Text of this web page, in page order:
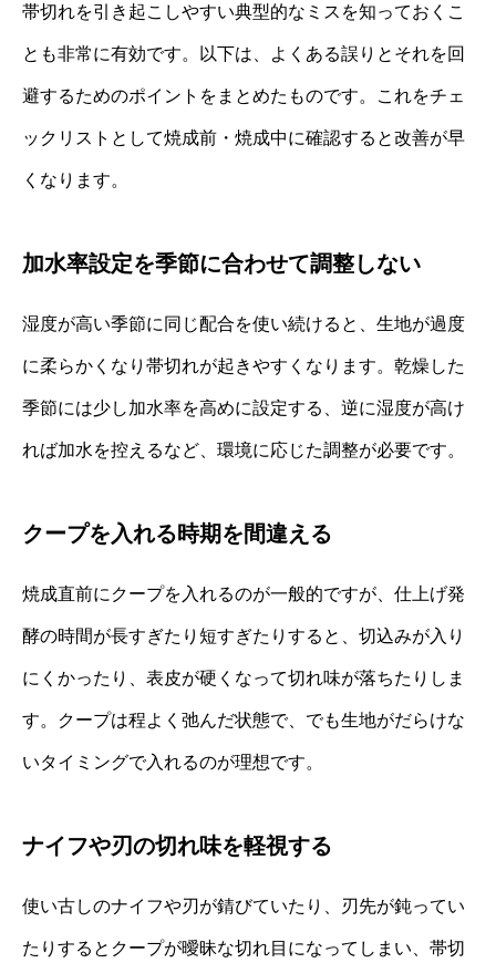
帯切れを引き起こしやすい典型的なミスを知っておくこ
とも非常に有効です。以下は、よくある誤りとそれを回
避するためのポイントをまとめたものです。これをチェ
ックリストとして焼成前・焼成中に確認すると改善が早
くなります。
加水率設定を季節に合わせて調整しない
湿度が高い季節に同じ配合を使い続けると、生地が過度
に柔らかくなり帯切れが起きやすくなります。乾燥した
季節には少し加水率を高めに設定する、逆に湿度が高け
れば加水を控えるなど、環境に応じた調整が必要です。
クープを入れる時期を間違える
焼成直前にクープを入れるのが一般的ですが、仕上げ発
酵の時間が長すぎたり短すぎたりすると、切込みが入り
にくかったり、表皮が硬くなって切れ味が落ちたりしま
す。クープは程よく弛んだ状態で、でも生地がだらけな
いタイミングで入れるのが理想です。
ナイフや刃の切れ味を軽視する
使い古しのナイフや刃が錆びていたり、刃先が鈍ってい
たりするとクープが曖昧な切れ目になってしまい、帯切